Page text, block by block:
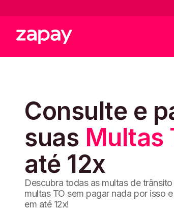
Consulte e
suas Multas
até 12x
Descubra todas as multas de
multas TO sem pagar nada por isso
em até 12x!